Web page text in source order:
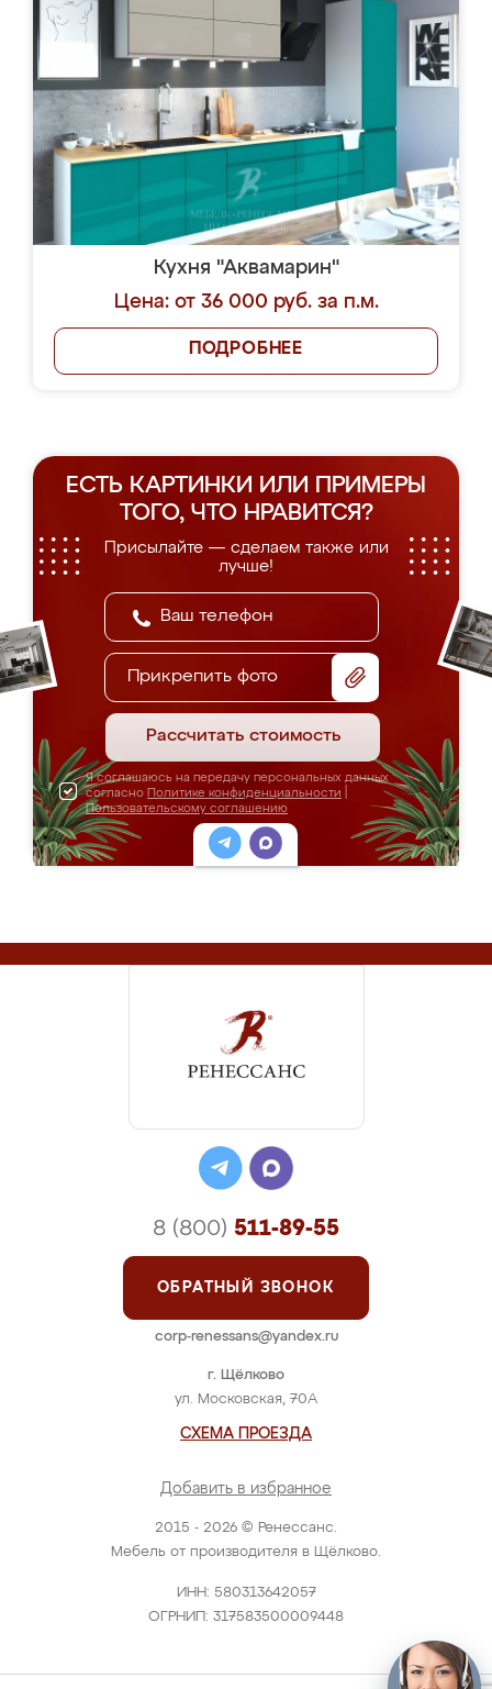
Кухня "Аквамарин"
Цена: от 36 000 руб. за п.м.
ПОДРОБНЕЕ
ЕСТЬ КАРТИНКИ ИЛИ ПРИМЕРЫ
ТОГО, ЧТО НРАВИТСЯ?
Присылайте — сделаем также или
лучше!
Прикрепить фото
Рассчитать стоимость
Я соглашаюсь на передачу персональных данных
согласно Политике конфиденциальности
Пользовательскому соглашению
2015 - 2026 © Ренессанс.
Мебель от производителя в Щёлково.
ИНН: 580313642057
ОГРНИП: 317583500009448
г. Щёлково
ул. Московская, 70А
СХЕМА ПРОЕЗДА
Добавить в избранное
8 (800) 511-89-55
ОБРАТНЫЙ ЗВОНОК
corp-renessans@yandex.ru